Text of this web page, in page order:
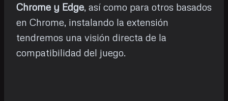
Chrome y Edge, así como para otros basados
en Chrome, instalando la extensión
tendremos una visión directa de la
compatibilidad del juego.